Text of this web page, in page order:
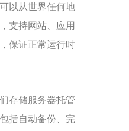
以从世界任何地
支持网站、应用
保证正常运行时
存储服务器托管
括自动备份、完